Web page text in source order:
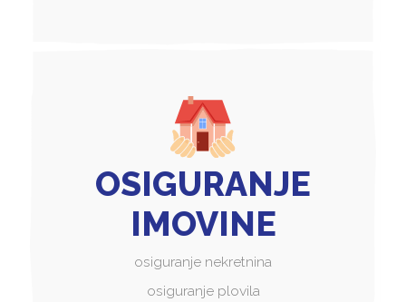
OSIGURANJE
IMOVINE
osiguranje nekretnina
osiguranje plovila